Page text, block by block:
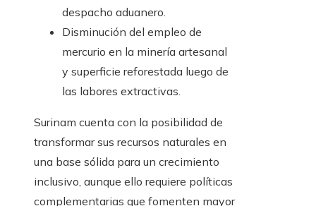
despacho aduanero.
Disminución del empleo de
mercurio en la minería artesanal
y superficie reforestada luego de
las labores extractivas.
Surinam cuenta con la posibilidad de
transformar sus recursos naturales en
una base sólida para un crecimiento
inclusivo, aunque ello requiere políticas
complementarias que fomenten mayor